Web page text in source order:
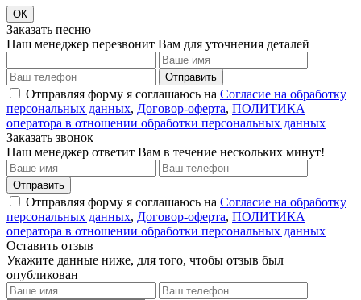
ОК
Заказать песню
Наш менеджер перезвонит Вам для уточнения деталей
Отправить
Отправляя форму я соглашаюсь на Согласие на обработку
персональных данных, Договор-оферта, ПОЛИТИКА
оператора в отношении обработки персональных данных
Заказать звонок
Наш менеджер ответит Вам в течение нескольких минут!
Отправить
Отправляя форму я соглашаюсь на Согласие на обработку
персональных данных, Договор-оферта, ПОЛИТИКА
оператора в отношении обработки персональных данных
Оставить отзыв
Укажите данные ниже, для того, чтобы отзыв был
опубликован